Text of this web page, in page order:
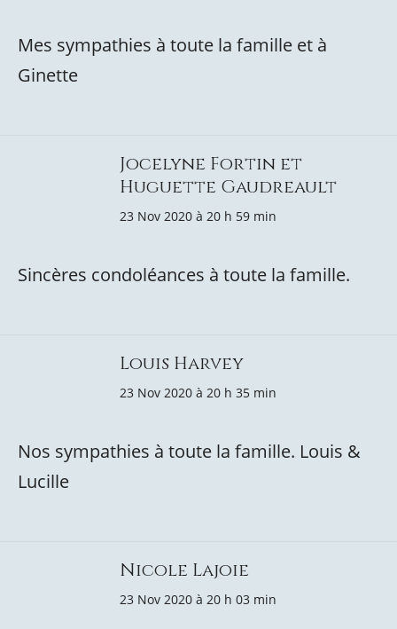
Mes sympathies à toute la famille et à
Ginette
Jocelyne Fortin et
Huguette Gaudreault
23 Nov 2020 à 20 h 59 min
Sincères condoléances à toute la famille.
Louis Harvey
23 Nov 2020 à 20 h 35 min
Nos sympathies à toute la famille. Louis &
Lucille
Nicole Lajoie
23 Nov 2020 à 20 h 03 min